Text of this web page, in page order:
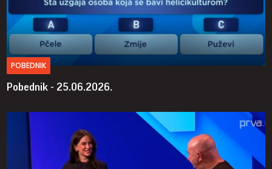
POBEDNIK
Pobednik - 25.06.2026.